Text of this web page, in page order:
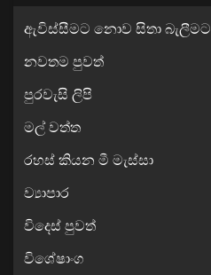
ඇවිස්සීමට නොව සිතා බැලීමට
නවතම පුවත්
පුරවැසි ලිපි
මල් වත්ත
රහස් කියන මී මැස්සා
ව්‍යාපාර
විදෙස් පුවත්
විශේෂාංග